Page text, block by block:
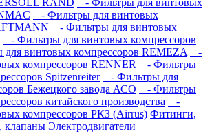
RAND
- Фильтры для винтовых
- Фильтры для винтовых
- Фильтры для винтовых
- Фильтры для винтовых компрессоров
винтовых компрессоров REMEZA
-
компрессоров RENNER
- Фильтры
Spitzenreiter
- Фильтры для
Бежецкого завода АСО
- Фильтры
китайского производства
-
компрессоров РКЗ (Airrus) Фитинги,
клапаны Электродвигатели